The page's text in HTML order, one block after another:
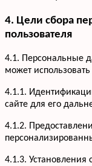
4. Цели сбора
пользователя
4.1. Персональные
может использовать
4.1.1.
сайте для его
4.1.2.
4.1.3. Установления